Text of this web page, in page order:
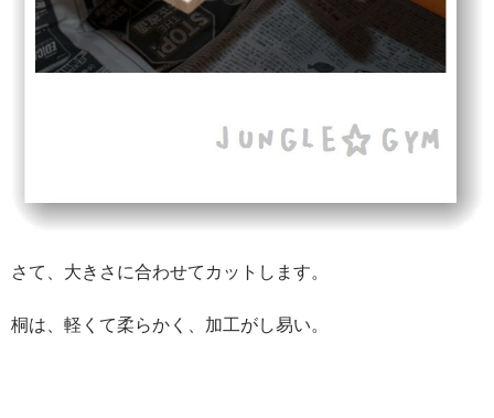
さて、大きさに合わせてカットします。
桐は、軽くて柔らかく、加工がし易い。